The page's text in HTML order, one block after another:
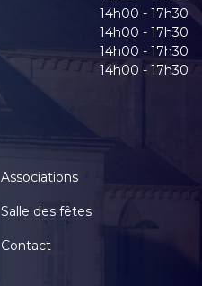
14h00 - 17h30
14h00 - 17h30
14h00 - 17h30
14h00 - 17h30
Associations
Salle des fêtes
Contact